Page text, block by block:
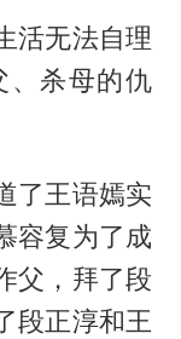
活无法自理
、杀母的仇
了王语嫣实
容复为了成
父，拜了段
段正淳和王